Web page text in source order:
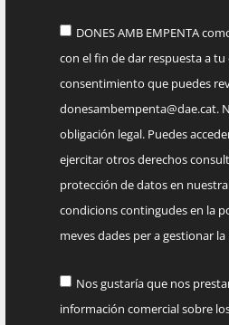
DONES AMB EMPENTA
con el fin de dar respuesta a
consentimiento que puedes
donesambempenta@dae.cat.
obligación legal. Puedes
ejercitar otros derechos
protección de datos en
condicions contingudes en la
meves dades per a gestionar
Nos gustaría que nos
información comercial sobre